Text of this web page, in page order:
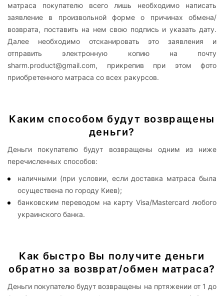
матраса покупателю всего лишь необходимо написать
заявление в произвольной форме о причинах обмена/
возврата, поставить на нем свою подпись и указать дату.
Далее необходимо отсканировать это заявления и
отправить электронную копию на почту
sharm.product@gmail.com, прикрепив при этом фото
приобретенного матраса со всех ракурсов.
Каким способом будут возвращены
деньги?
Деньги покупателю будут возвращены одним из ниже
перечисленных способов:
наличными (при условии, если доставка матраса была
осуществена по городу Киев);
банковским переводом на карту Visa/Mastercard любого
украинского банка.
Как быстро Вы получите деньги
обратно за возврат/обмен матраса?
Деньги покупателю будут возвращены на пртяжении от 1 до